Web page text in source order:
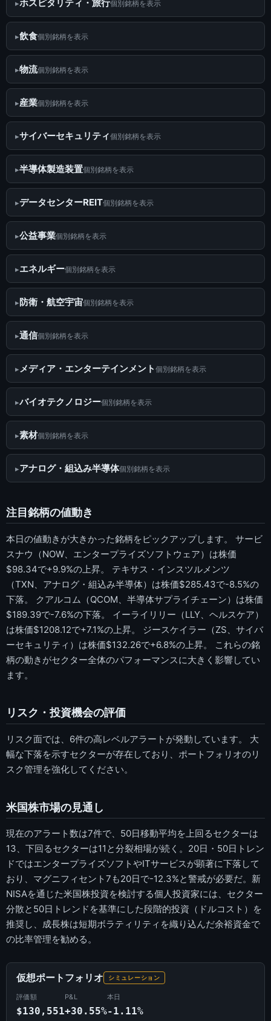
ホスピタリティ・旅行個別銘柄を表示
飲食個別銘柄を表示
物流個別銘柄を表示
産業個別銘柄を表示
サイバーセキュリティ個別銘柄を表示
半導体製造装置個別銘柄を表示
データセンターREIT個別銘柄を表示
公益事業個別銘柄を表示
エネルギー個別銘柄を表示
防衛・航空宇宙個別銘柄を表示
通信個別銘柄を表示
メディア・エンターテインメント 個別銘柄を表示
バイオテクノロジー個別銘柄を表示
素材個別銘柄を表示
アナログ・組込み半導体個別銘柄を表示
注目銘柄の値動き
本日の値動きが大きかった銘柄をピックアップします。 サービ
スナウ（NOW、エンタープライズソフトウェア）は株価
$98.34で+9.9%の上昇。 テキサス・インスツルメンツ
（TXN、アナログ・組込み半導体）は株価$285.43で-8.5%の
下落。 クアルコム（QCOM、半導体サプライチェーン）は株価
$189.39で-7.6%の下落。 イーライリリー（LLY、ヘルスケア）
は株価$1208.12で+7.1%の上昇。 ジースケイラー（ZS、サイバ
ーセキュリティ）は株価$132.26で+6.8%の上昇。 これらの銘
柄の動きがセクター全体のパフォーマンスに大きく影響してい
ます。
リスク・投資機会の評価
リスク面では、6件の高レベルアラートが発動しています。 大
幅な下落を示すセクターが存在しており、ポートフォリオのリ
スク管理を強化してください。
米国株市場の見通し
現在のアラート数は7件で、50日移動平均を上回るセクターは
13、下回るセクターは11と分裂相場が続く。20日・50日トレン
ドではエンタープライズソフトやITサービスが顕著に下落して
おり、マグニフィセント7も20日で-12.3%と警戒が必要だ。新
NISAを通じた米国株投資を検討する個人投資家には、セクター
分散と50日トレンドを基準にした段階的投資（ドルコスト）を
推奨し、成長株は短期ボラティリティを織り込んだ余裕資金で
の比率管理を勧める。
仮想ポートフォリオ シミュレーション
評価額
$130,551
P&L
+30.55%
本日
-1.11%